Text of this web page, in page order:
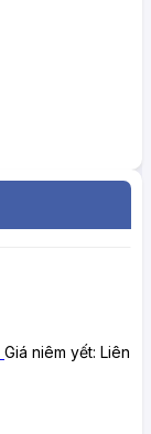
Giá niêm yết: Liên